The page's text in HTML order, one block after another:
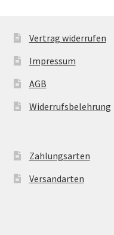
Vertrag widerrufen
Impressum
AGB
Widerrufsbelehrung
Zahlungsarten
Versandarten